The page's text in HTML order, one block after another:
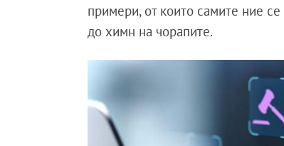
примери, от които самите ние се
до химн на чорапите.